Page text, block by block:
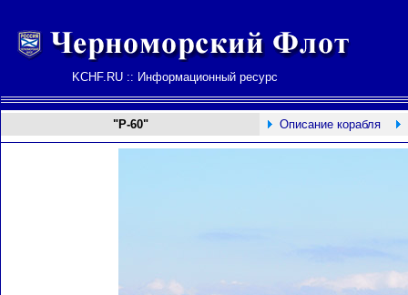
KCHF.RU :: Информационный ресурс
"Р-60" Описание корабля